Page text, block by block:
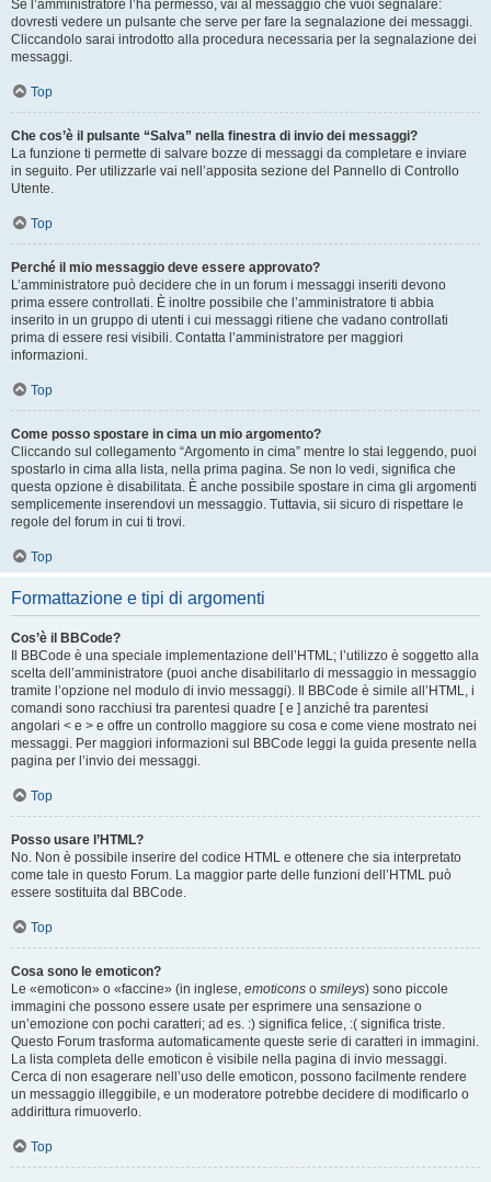
Se l’amministratore l’ha permesso, vai al messaggio che vuoi segnalare:
dovresti vedere un pulsante che serve per fare la segnalazione dei messaggi.
Cliccandolo sarai introdotto alla procedura necessaria per la segnalazione dei
messaggi.
Top
Che cos’è il pulsante “Salva” nella finestra di invio dei messaggi?
La funzione ti permette di salvare bozze di messaggi da completare e inviare
in seguito. Per utilizzarle vai nell’apposita sezione del Pannello di Controllo
Utente.
Top
Perché il mio messaggio deve essere approvato?
L’amministratore può decidere che in un forum i messaggi inseriti devono
prima essere controllati. È inoltre possibile che l’amministratore ti abbia
inserito in un gruppo di utenti i cui messaggi ritiene che vadano controllati
prima di essere resi visibili. Contatta l’amministratore per maggiori
informazioni.
Top
Come posso spostare in cima un mio argomento?
Cliccando sul collegamento “Argomento in cima” mentre lo stai leggendo, puoi
spostarlo in cima alla lista, nella prima pagina. Se non lo vedi, significa che
questa opzione è disabilitata. È anche possibile spostare in cima gli argomenti
semplicemente inserendovi un messaggio. Tuttavia, sii sicuro di rispettare le
regole del forum in cui ti trovi.
Top
Formattazione e tipi di argomenti
Cos’è il BBCode?
Il BBCode è una speciale implementazione dell’HTML; l’utilizzo è soggetto alla
scelta dell’amministratore (puoi anche disabilitarlo di messaggio in messaggio
tramite l’opzione nel modulo di invio messaggi). Il BBCode è simile all’HTML, i
comandi sono racchiusi tra parentesi quadre [ e ] anziché tra parentesi
angolari < e > e offre un controllo maggiore su cosa e come viene mostrato nei
messaggi. Per maggiori informazioni sul BBCode leggi la guida presente nella
pagina per l’invio dei messaggi.
Top
Posso usare l’HTML?
No. Non è possibile inserire del codice HTML e ottenere che sia interpretato
come tale in questo Forum. La maggior parte delle funzioni dell’HTML può
essere sostituita dal BBCode.
Top
Cosa sono le emoticon?
Le «emoticon» o «faccine» (in inglese, emoticons o smileys) sono piccole
immagini che possono essere usate per esprimere una sensazione o
un’emozione con pochi caratteri; ad es. :) significa felice, :( significa triste.
Questo Forum trasforma automaticamente queste serie di caratteri in immagini.
La lista completa delle emoticon è visibile nella pagina di invio messaggi.
Cerca di non esagerare nell’uso delle emoticon, possono facilmente rendere
un messaggio illeggibile, e un moderatore potrebbe decidere di modificarlo o
addirittura rimuoverlo.
Top